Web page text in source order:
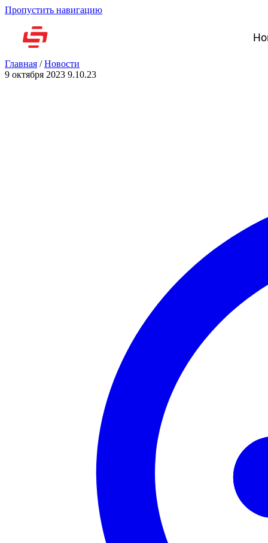
Пропустить навигацию
Главная /Новости
9 октября 2023 9.10.23